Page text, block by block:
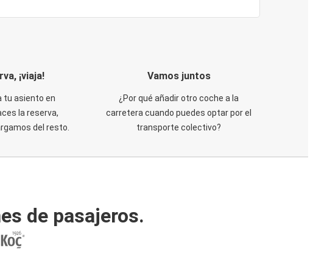
¡viaja!
tu asiento en
la reserva,
del resto.
Vamos juntos
¿Por qué añadir otro coche a la
carretera cuando puedes optar por el
transporte colectivo?
de pasajeros.